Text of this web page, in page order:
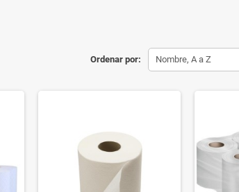
Ordenar por: Nombre, A a Z